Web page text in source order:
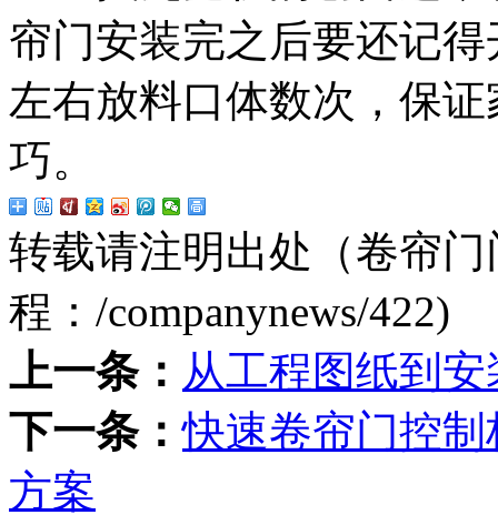
帘门安装完之后要还记
左右放料口体数次，保
巧。
转载请注明出处（卷帘
程： /companynews/422)
上一条： 从工程图纸到
下一条：快速卷帘门控
方案